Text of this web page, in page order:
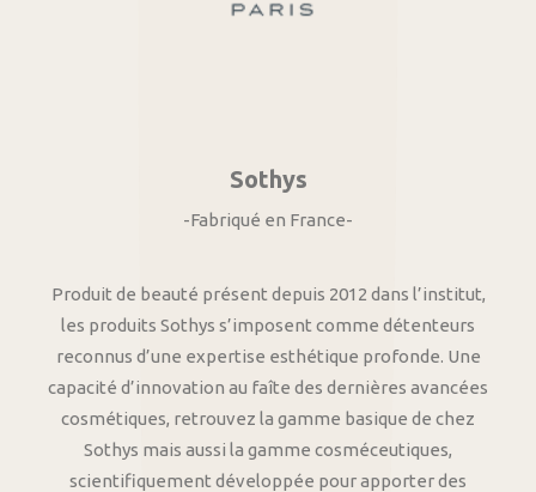
Sothys
-Fabriqué en France-
Produit de beauté présent depuis 2012 dans l’institut,
les produits Sothys s’imposent comme détenteurs
reconnus d’une expertise esthétique profonde. Une
capacité d’innovation au faîte des dernières avancées
cosmétiques, retrouvez la gamme basique de chez
Sothys mais aussi la gamme cosméceutiques,
scientifiquement développée pour apporter des